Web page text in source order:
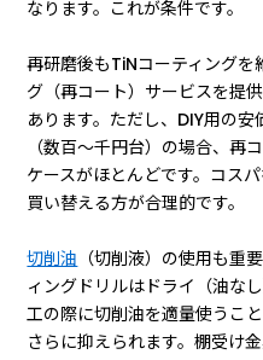
なります。これが条件です。
再研磨後もTiNコーティング
グ（再コート）サービスを提
あります。ただし、DIY用の
（数百〜千円台）の場合、再
ケースがほとんどです。コス
買い替える方が合理的です。
切削油 （切削液）の使用も重
ィングドリルはドライ（油な
工の際に切削油を適量使うこ
さらに抑えられます。棚受け